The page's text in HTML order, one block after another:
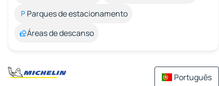
Parques de estacionamento
Áreas de descanso
Português